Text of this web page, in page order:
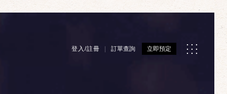
登入/註冊 訂單查詢 立即預定